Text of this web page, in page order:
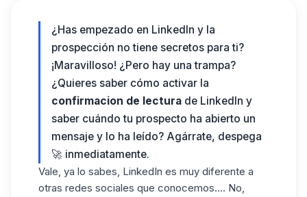
¿Has empezado en LinkedIn y la
prospección no tiene secretos para ti?
¡Maravilloso! ¿Pero hay una trampa?
¿Quieres saber cómo activar la
confirmacion de lectura de LinkedIn y
saber cuándo tu prospecto ha abierto un
mensaje y lo ha leído? Agárrate, despega
🚀 inmediatamente.
Vale, ya lo sabes, LinkedIn es muy diferente a
otras redes sociales que conocemos.... No,